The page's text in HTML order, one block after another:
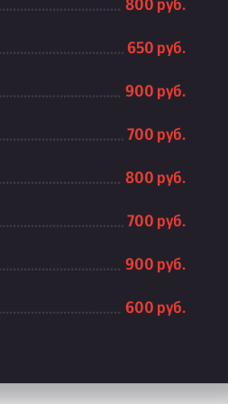
800 руб.
650 руб.
900 руб.
700 руб.
800 руб.
700 руб.
900 руб.
600 руб.